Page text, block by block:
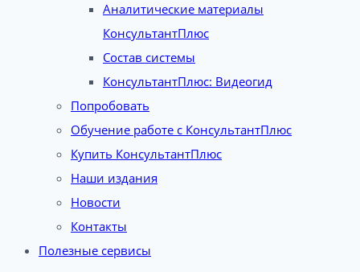
Аналитические материалы
КонсультантПлюс
Состав системы
КонсультантПлюс: Видеогид
Попробовать
Обучение работе с КонсультантПлюс
Купить КонсультантПлюс
Наши издания
Новости
Контакты
Полезные сервисы